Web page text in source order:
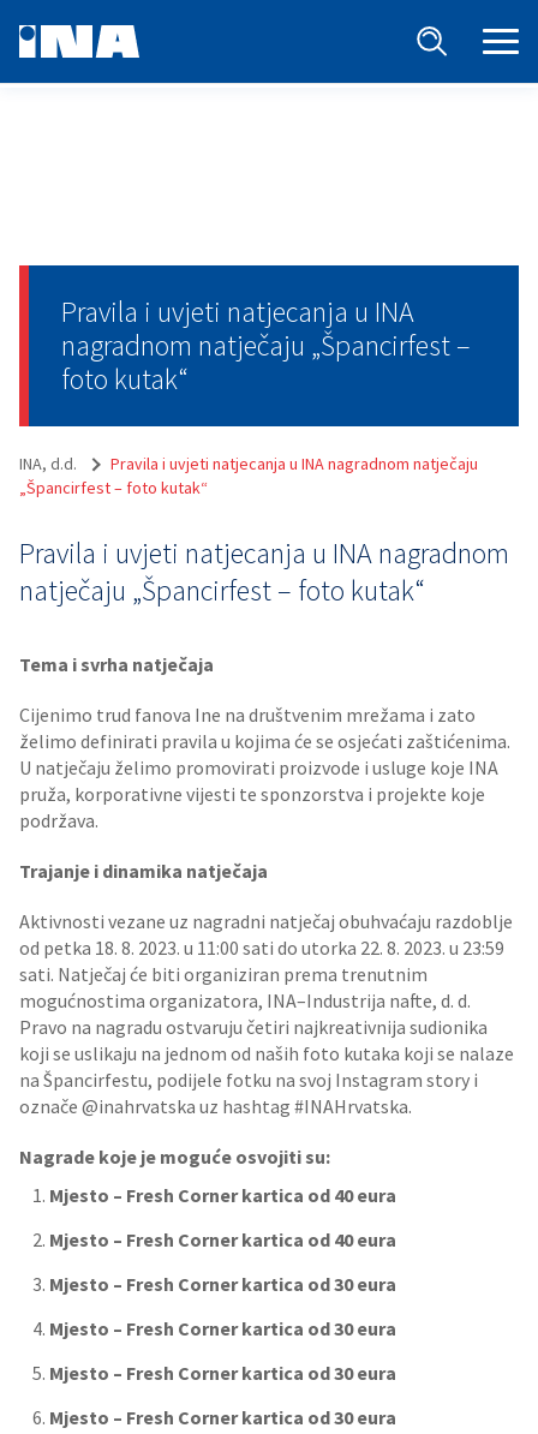
Pravila i uvjeti natjecanja u INA
nagradnom natječaju „Špancirfest –
foto kutak“
INA, d.d.
Pravila i uvjeti natjecanja u INA nagradnom natječaju
„Špancirfest – foto kutak“
Pravila i uvjeti natjecanja u INA nagradnom
natječaju „Špancirfest – foto kutak“
Tema i svrha natječaja
Cijenimo trud fanova Ine na društvenim mrežama i zato
želimo definirati pravila u kojima će se osjećati zaštićenima.
U natječaju želimo promovirati proizvode i usluge koje INA
pruža, korporativne vijesti te sponzorstva i projekte koje
podržava.
Trajanje i dinamika natječaja
Aktivnosti vezane uz nagradni natječaj obuhvaćaju razdoblje
od petka 18. 8. 2023. u 11:00 sati do utorka 22. 8. 2023. u 23:59
sati. Natječaj će biti organiziran prema trenutnim
mogućnostima organizatora, INA–Industrija nafte, d. d.
Pravo na nagradu ostvaruju četiri najkreativnija sudionika
koji se uslikaju na jednom od naših foto kutaka koji se nalaze
na Špancirfestu, podijele fotku na svoj Instagram story i
označe @inahrvatska uz hashtag #INAHrvatska.
Nagrade koje je moguće osvojiti su:
Mjesto – Fresh Corner kartica od 40 eura
Mjesto – Fresh Corner kartica od 40 eura
Mjesto – Fresh Corner kartica od 30 eura
Mjesto – Fresh Corner kartica od 30 eura
Mjesto – Fresh Corner kartica od 30 eura
Mjesto – Fresh Corner kartica od 30 eura